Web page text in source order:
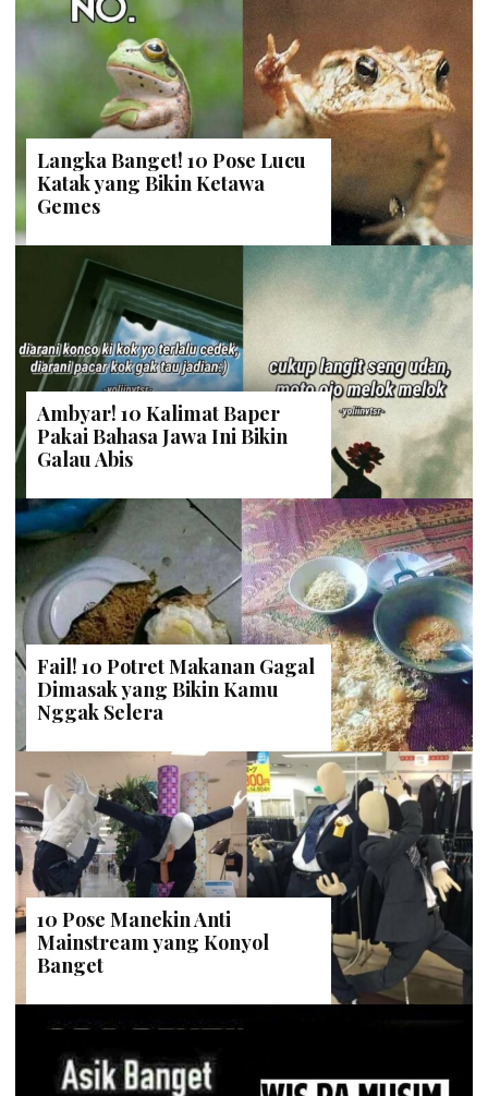
Langka Banget! 10 Pose Lucu
Katak yang Bikin Ketawa
Gemes
Ambyar! 10 Kalimat Baper
Pakai Bahasa Jawa Ini Bikin
Galau Abis
Fail! 10 Potret Makanan Gagal
Dimasak yang Bikin Kamu
Nggak Selera
10 Pose Manekin Anti
Mainstream yang Konyol
Banget